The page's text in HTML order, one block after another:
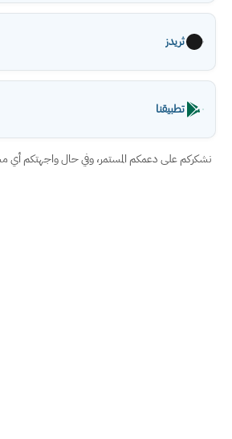
ثريدز
تطبيقنا
نشكركم على دعمكم المستمر، وفي حال واجهتكم أي